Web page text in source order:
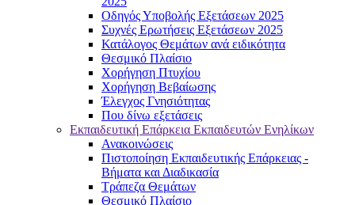
Οδηγός Υποβολής Εξετάσεων 2025
Συχνές Ερωτήσεις Εξετάσεων 2025
Κατάλογος Θεμάτων ανά ειδικότητα
Θεσμικό Πλαίσιο
Χορήγηση Πτυχίου
Χορήγηση Βεβαίωσης
Έλεγχος Γνησιότητας
Που δίνω εξετάσεις
Εκπαιδευτική Επάρκεια Εκπαιδευτών Ενηλίκων
Ανακοινώσεις
Πιστοποίηση Εκπαιδευτικής Επάρκειας -
Βήματα και Διαδικασία
Τράπεζα Θεμάτων
Θεσμικό Πλαίσιο